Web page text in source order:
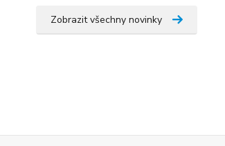
Zobrazit všechny novinky